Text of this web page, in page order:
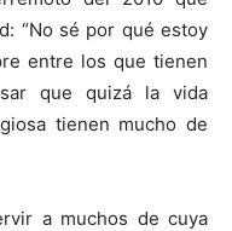
“No sé por qué estoy
entre los que tienen
que quizá la vida
tienen mucho de
a muchos de cuya